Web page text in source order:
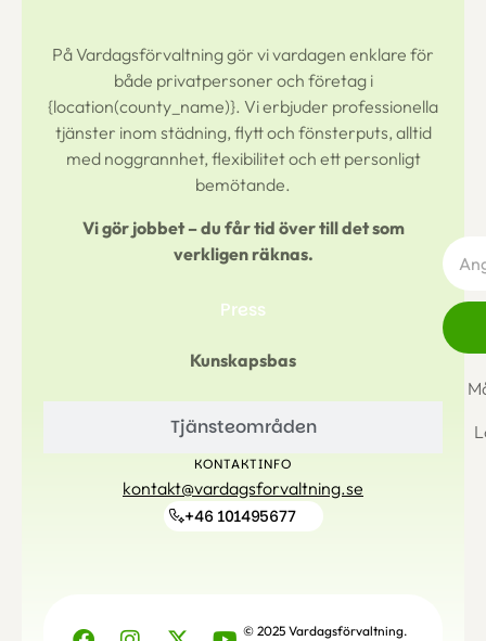
På Vardagsförvaltning gör vi vardagen enklare för
både privatpersoner och företag i
{location(county_name)}. Vi erbjuder professionella
tjänster inom städning, flytt och fönsterputs, alltid
med noggrannhet, flexibilitet och ett personligt
bemötande.
Vi gör jobbet – du får tid över till det som
verkligen räknas.
Press
Tjänsteområden
Kunskapsbas
KONTAKTINFO
kontakt@vardagsforvaltning.se
+46 101495677
© 2025 Vardagsförvaltning.